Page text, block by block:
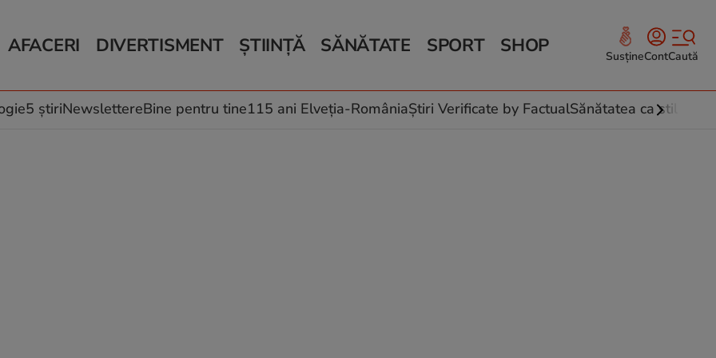
AFACERI
Auto
Locuri de muncă
DIVERTISMENT
Horoscop
Muzică și Filme
ȘTIINȚĂ
Schimbări climatice
SĂNĂTATE
Relații
Rețete culinare
SPORT SHOP SusțineContCaută
5 știriNewslettereBine pentru tine115 ani Elveția-RomâniaȘtiri Verificate by FactualSănătatea ca stil de